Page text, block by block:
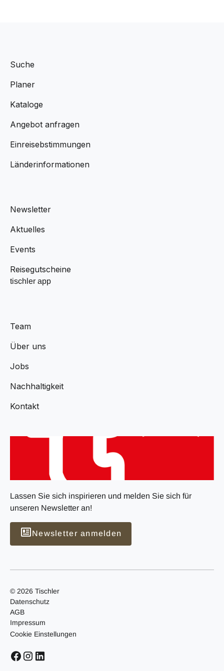
Suche
Planer
Kataloge
Angebot anfragen
Einreisebstimmungen
Länderinformationen
Newsletter
Aktuelles
Events
Reisegutscheine
tischler app
Team
Über uns
Jobs
Nachhaltigkeit
Kontakt
Lassen Sie sich inspirieren und melden Sie sich für
unseren Newsletter an!
Newsletter anmelden
© 2026 Tischler
Datenschutz
AGB
Impressum
Cookie Einstellungen